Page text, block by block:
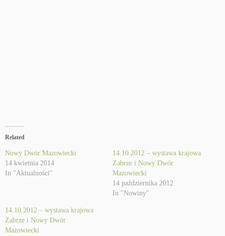
Related
Nowy Dwór Mazowiecki
14 kwietnia 2014
In "Aktualności"
14.10.2012 – wystawa krajowa
Zabrze i Nowy Dwór
Mazowiecki
14 października 2012
In "Nowiny"
14.10.2012 – wystawa krajowa
Zabrze i Nowy Dwór
Mazowiecki